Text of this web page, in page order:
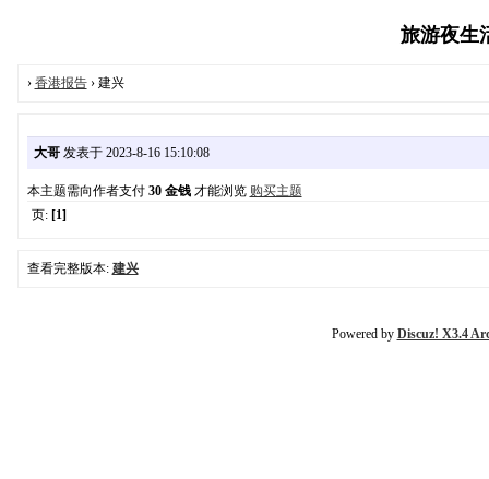
旅游夜生
› 香港报告› 建兴
大哥发表于 2023-8-16 15:10:08
本主题需向作者支付 30 金钱才能浏览 购买主题
页: [1]
查看完整版本: 建兴
Powered by Discuz! X3.4